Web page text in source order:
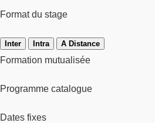
Format du stage
Inter Intra A Distance
Formation mutualisée
Programme catalogue
Dates fixes